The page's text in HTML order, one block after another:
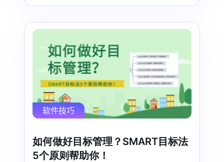
软件技巧
如何做好目标管理？SMART目标法
5个原则帮助你！